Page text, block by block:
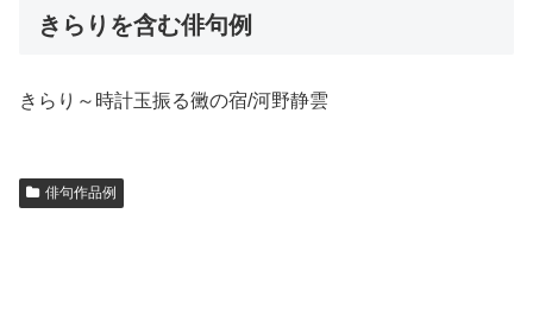
きらりを含む俳句例
きらり～時計玉振る黴の宿/河野静雲
俳句作品例